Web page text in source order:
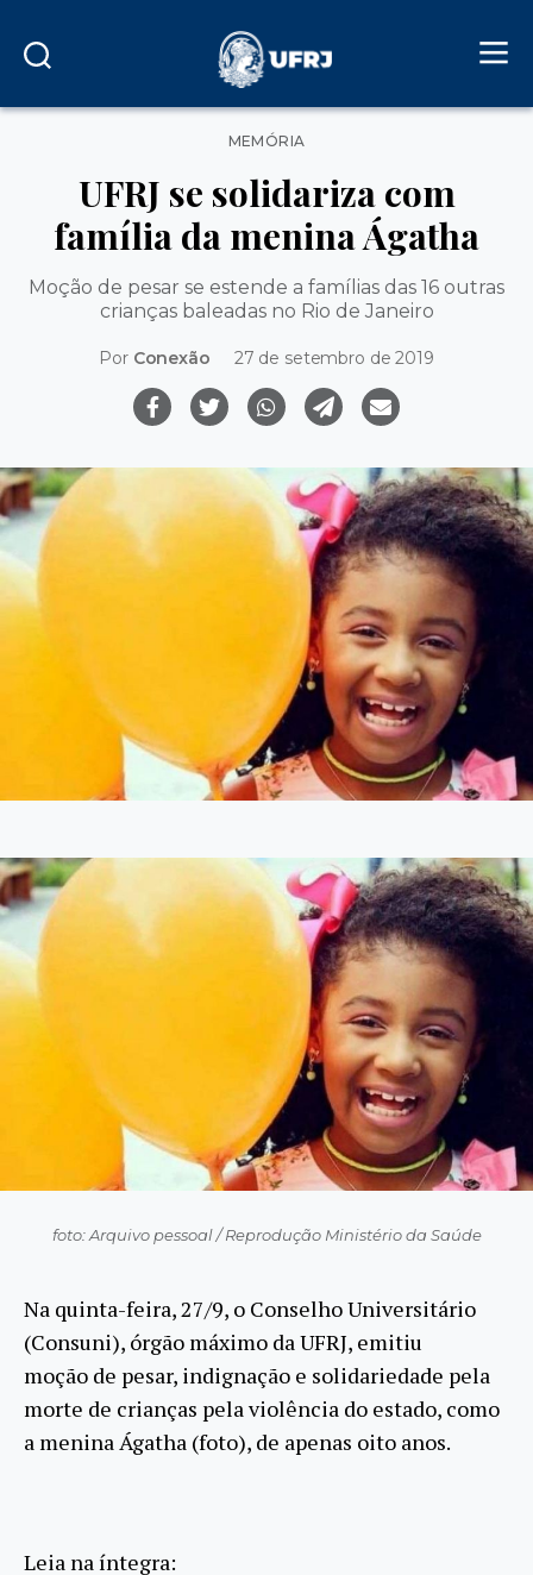
Categorias
MEMÓRIA
UFRJ se solidariza com
família da menina Ágatha
Moção de pesar se estende a famílias das 16 outras
crianças baleadas no Rio de Janeiro
Por Conexão 27 de setembro de 2019
foto: Arquivo pessoal / Reprodução Ministério da Saúde
Na quinta-feira, 27/9, o Conselho Universitário
(Consuni), órgão máximo da UFRJ, emitiu
moção de pesar, indignação e solidariedade pela
morte de crianças pela violência do estado, como
a menina Ágatha (foto), de apenas oito anos.
Leia na íntegra: